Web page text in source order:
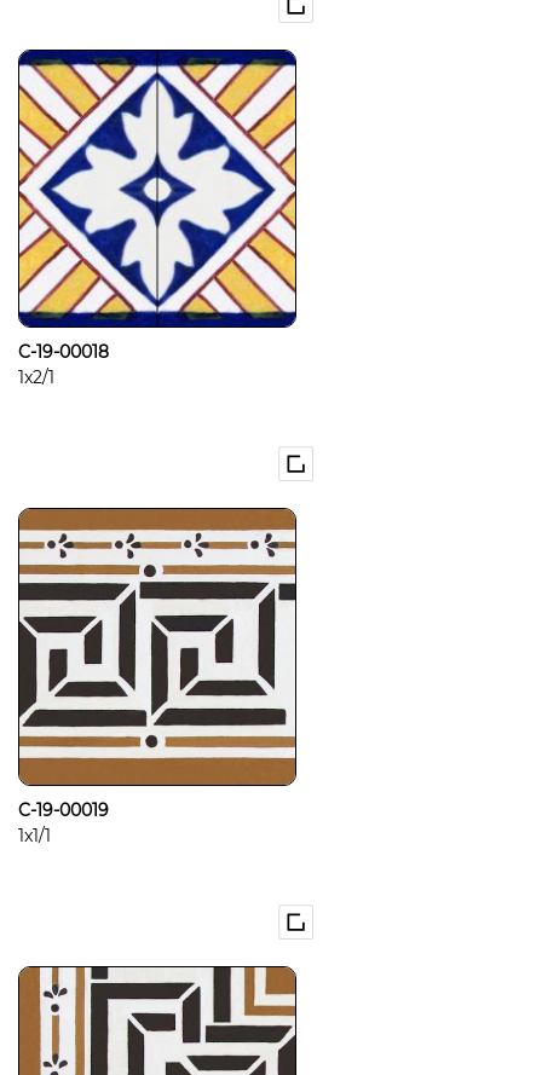
C-19-00018
1x2/1
C-19-00019
1x1/1